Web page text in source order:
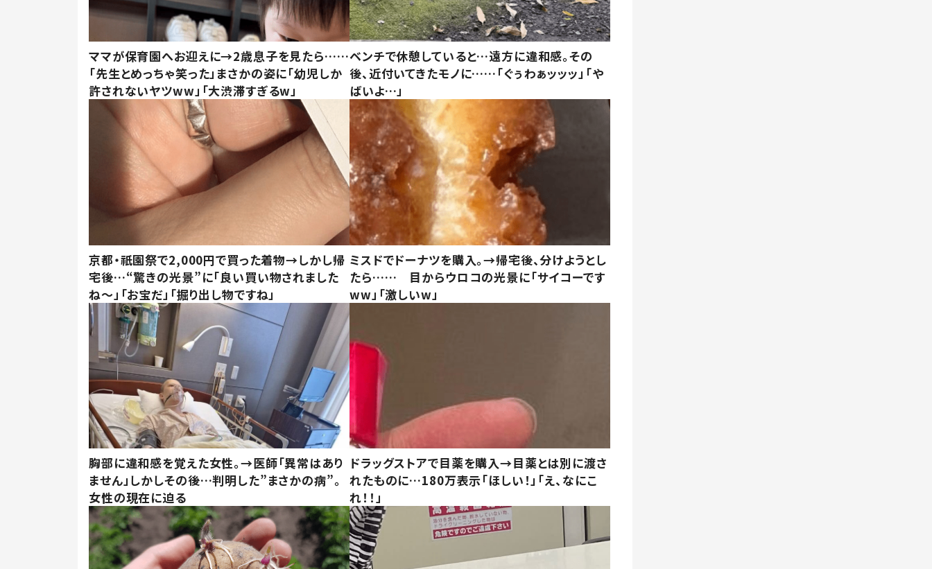
ママが保育園へお迎えに→2歳息子を見たら……
「先生とめっちゃ笑った」まさかの姿に「幼児しか
許されないヤツww」「大渋滞すぎるw」
ベンチで休憩していると…遠方に違和感。その
後、近付いてきたモノに……「ぐぅわぁッッッ」「や
ばいよ…」
京都・祇園祭で2,000円で買った着物→しかし帰
宅後…“驚きの光景”に「良い買い物されました
ね～」「お宝だ」「掘り出し物ですね」
ミスドでドーナツを購入。→帰宅後、分けようとし
たら…… 目からウロコの光景に「サイコーです
ww」「激しいw」
胸部に違和感を覚えた女性。→医師「異常はあり
ません」しかしその後…判明した”まさかの病”。
女性の現在に迫る
ドラッグストアで目薬を購入→目薬とは別に渡さ
れたものに…180万表示「ほしい！」「え、なにこ
れ！！」